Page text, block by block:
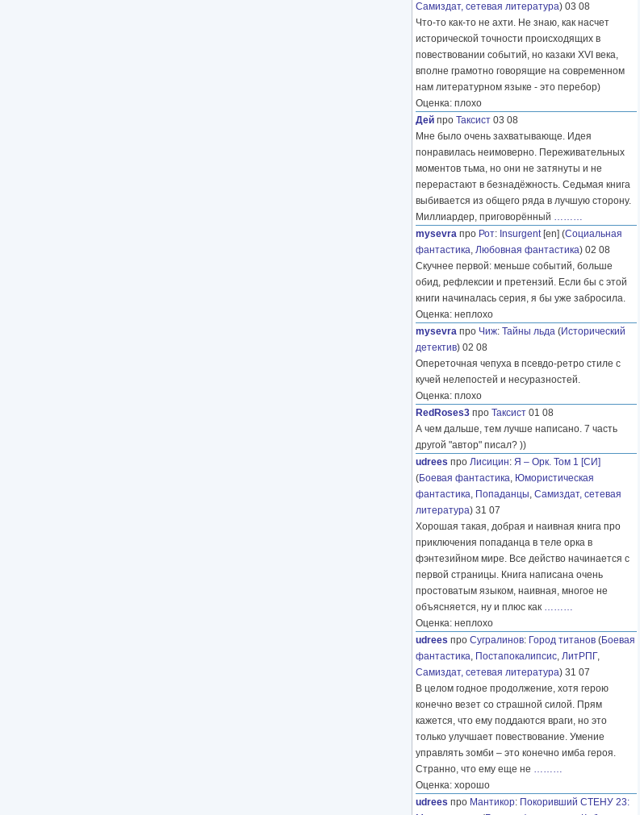
Самиздат, сетевая литература) 03 08
Что-то как-то не ахти. Не знаю, как насчет
исторической точности происходящих в
повествовании событий, но казаки XVI века,
вполне грамотно говорящие на современном
нам литературном языке - это перебор)
Оценка: плохо
Дей про Таксист 03 08
Мне было очень захватывающе. Идея
понравилась неимоверно. Переживательных
моментов тьма, но они не затянуты и не
перерастают в безнадёжность. Седьмая книга
выбивается из общего ряда в лучшую сторону.
Миллиардер, приговорённый ………
mysevra про Рот: Insurgent[en] (Социальная
фантастика, Любовная фантастика) 02 08
Скучнее первой: меньше событий, больше
обид, рефлексии и претензий. Если бы с этой
книги начиналась серия, я бы уже забросила.
Оценка: неплохо
mysevra про Чиж: Тайны льда (Исторический
детектив) 02 08
Опереточная чепуха в псевдо-ретро стиле с
кучей нелепостей и несуразностей.
Оценка: плохо
RedRoses3 про Таксист 01 08
А чем дальше, тем лучше написано. 7 часть
другой "автор" писал? ))
udrees про Лисицин: Я – Орк. Том 1 [СИ]
(Боевая фантастика, Юмористическая
фантастика, Попаданцы, Самиздат, сетевая
литература) 31 07
Хорошая такая, добрая и наивная книга про
приключения попаданца в теле орка в
фэнтезийном мире. Все действо начинается с
первой страницы. Книга написана очень
простоватым языком, наивная, многое не
объясняется, ну и плюс как ………
Оценка: неплохо
udrees про Сугралинов: Город титанов (Боевая
фантастика, Постапокалипсис, ЛитРПГ,
Самиздат, сетевая литература) 31 07
В целом годное продолжение, хотя герою
конечно везет со страшной силой. Прям
кажется, что ему поддаются враги, но это
только улучшает повествование. Умение
управлять зомби – это конечно имба героя.
Странно, что ему еще не ………
Оценка: хорошо
udrees про Мантикор: Покоривший СТЕНУ 23: